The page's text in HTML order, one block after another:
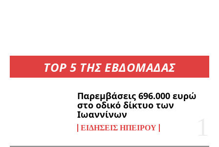
TOP 5 ΤΗΣ ΕΒΔΟΜΑΔΑΣ
Παρεμβάσεις 696.000 ευρώ
στο οδικό δίκτυο των
Ιωαννίνων
ΕΙΔΉΣΕΙΣ ΗΠΕΊΡΟΥ